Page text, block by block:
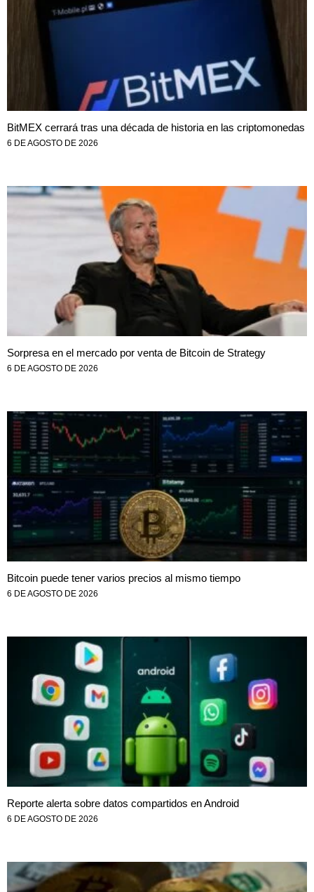
BitMEX cerrará tras una década de historia en las criptomonedas
6 DE AGOSTO DE 2026
Sorpresa en el mercado por venta de Bitcoin de Strategy
6 DE AGOSTO DE 2026
Bitcoin puede tener varios precios al mismo tiempo
6 DE AGOSTO DE 2026
Reporte alerta sobre datos compartidos en Android
6 DE AGOSTO DE 2026